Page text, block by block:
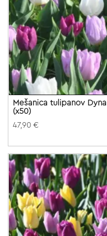
Mešanica tulipanov
(x50)
47,90 €